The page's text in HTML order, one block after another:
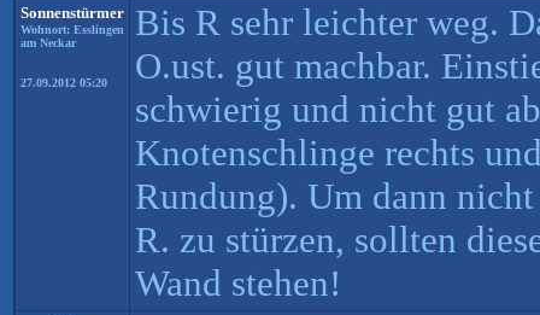
Sonnenstürmer
Wohnort: Esslingen
am Neckar
27.09.2012 05:20
Bis R sehr leichter weg.
O.ust. gut machbar.
schwierig und nicht gut
Knotenschlinge rechts
Rundung). Um dann
R. zu stürzen, sollten
Wand stehen!